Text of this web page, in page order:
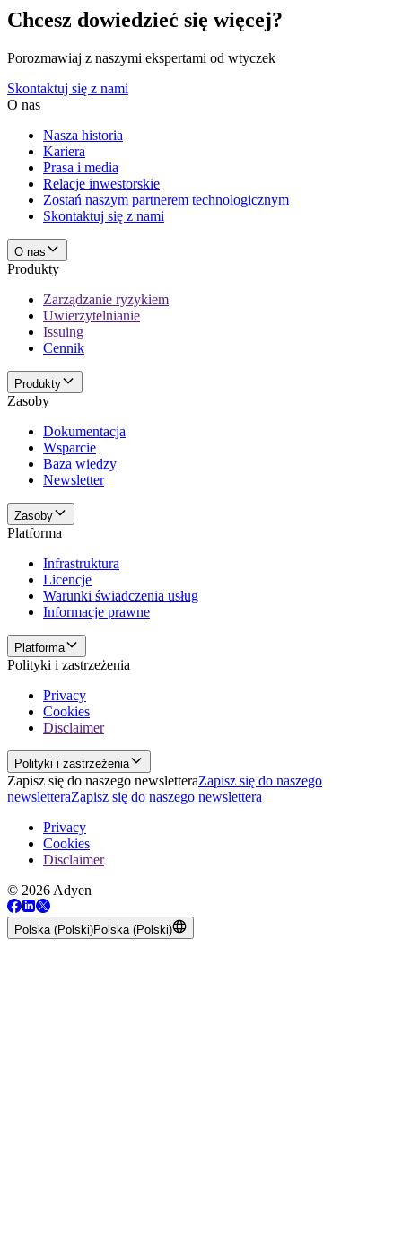
Chcesz dowiedzieć się więcej?
Porozmawiaj z naszymi ekspertami od wtyczek
Skontaktuj się z nami
O nas
Nasza historia
Kariera
Prasa i media
Relacje inwestorskie
Zostań naszym partnerem technologicznym
Skontaktuj się z nami
O nas
Produkty
Zarządzanie ryzykiem
Uwierzytelnianie
Issuing
Cennik
Produkty
Zasoby
Dokumentacja
Wsparcie
Baza wiedzy
Newsletter
Zasoby
Platforma
Infrastruktura
Licencje
Warunki świadczenia usług
Informacje prawne
Platforma
Polityki i zastrzeżenia
Privacy
Cookies
Disclaimer
Polityki i zastrzeżenia
Zapisz się do naszego newsletteraZapisz się do naszego
newsletteraZapisz się do naszego newslettera
Privacy
Cookies
Disclaimer
© 2026 Adyen
Polska (Polski)Polska (Polski)